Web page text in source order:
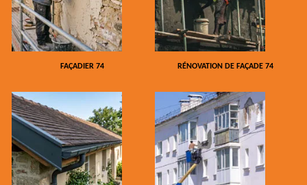
FAÇADIER 74 RÉNOVATION DE FAÇADE 74